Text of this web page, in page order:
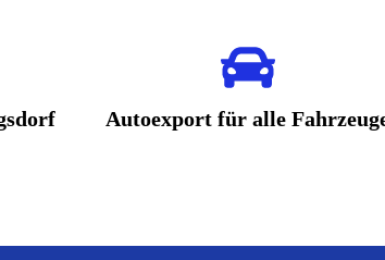
Autoexport für alle